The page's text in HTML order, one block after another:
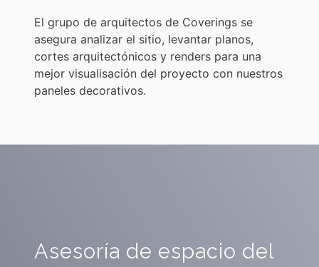
El grupo de arquitectos de Coverings se
asegura analizar el sitio, levantar planos,
cortes arquitectónicos y renders para una
mejor visualisación del proyecto con nuestros
paneles decorativos.
Asesoría de espacio del